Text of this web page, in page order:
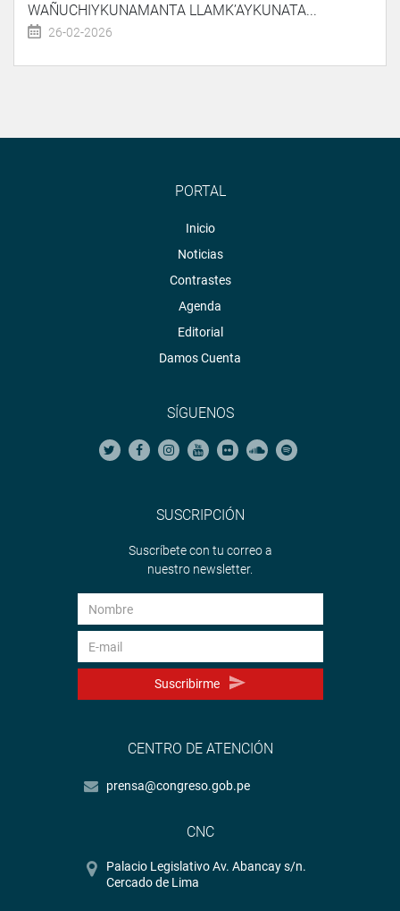
WAÑUCHIYKUNAMANTA LLAMK’AYKUNATA...
26-02-2026
PORTAL
Inicio
Noticias
Contrastes
Agenda
Editorial
Damos Cuenta
SÍGUENOS
SUSCRIPCIÓN
Suscríbete con tu correo a
nuestro newsletter.
Suscribirme
CENTRO DE ATENCIÓN
prensa@congreso.gob.pe
CNC
Palacio Legislativo Av. Abancay s/n.
Cercado de Lima